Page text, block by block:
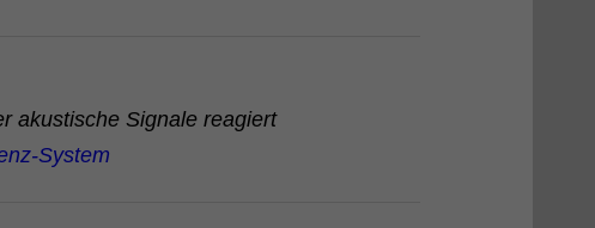
akustische Signale reagiert
System